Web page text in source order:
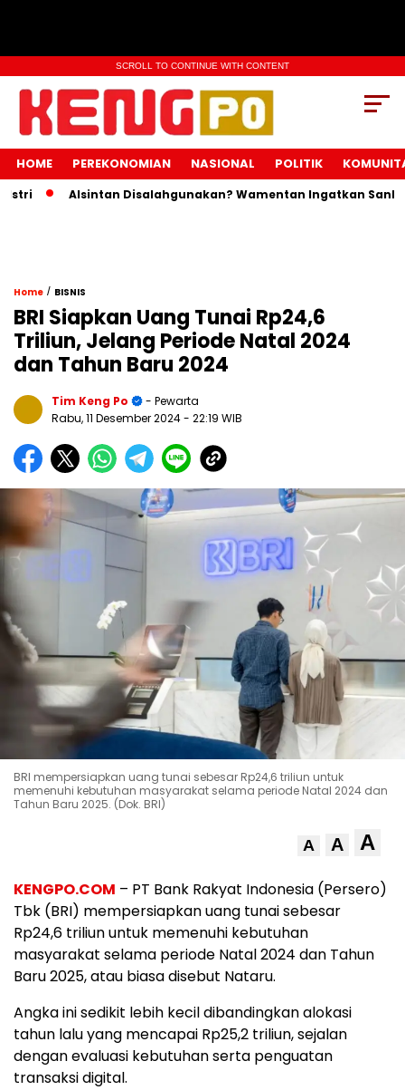
SCROLL TO CONTINUE WITH CONTENT
HOME PEREKONOMIAN NASIONAL POLITIK
Alsintan Disalahgunakan? Wamentan Ingatkan Sanksi
Home / BISNIS
BRI Siapkan Uang Tunai Rp24,6
Triliun, Jelang Periode Natal 2024
dan Tahun Baru 2024
Tim Keng Po
- Pewarta
Rabu, 11 Desember 2024- 22:19 WIB
BRI mempersiapkan uang tunai sebesar Rp24,6 triliun untuk
memenuhi kebutuhan masyarakat selama periode Natal 2024 dan
Tahun Baru 2025. (Dok. BRI)
A A A
KENGPO.COM – PT Bank Rakyat Indonesia (Persero)
Tbk (BRI) mempersiapkan uang tunai sebesar
Rp24,6 triliun untuk memenuhi kebutuhan
masyarakat selama periode Natal 2024 dan Tahun
Baru 2025, atau biasa disebut Nataru.
Angka ini sedikit lebih kecil dibandingkan alokasi
tahun lalu yang mencapai Rp25,2 triliun, sejalan
dengan evaluasi kebutuhan serta penguatan
transaksi digital.